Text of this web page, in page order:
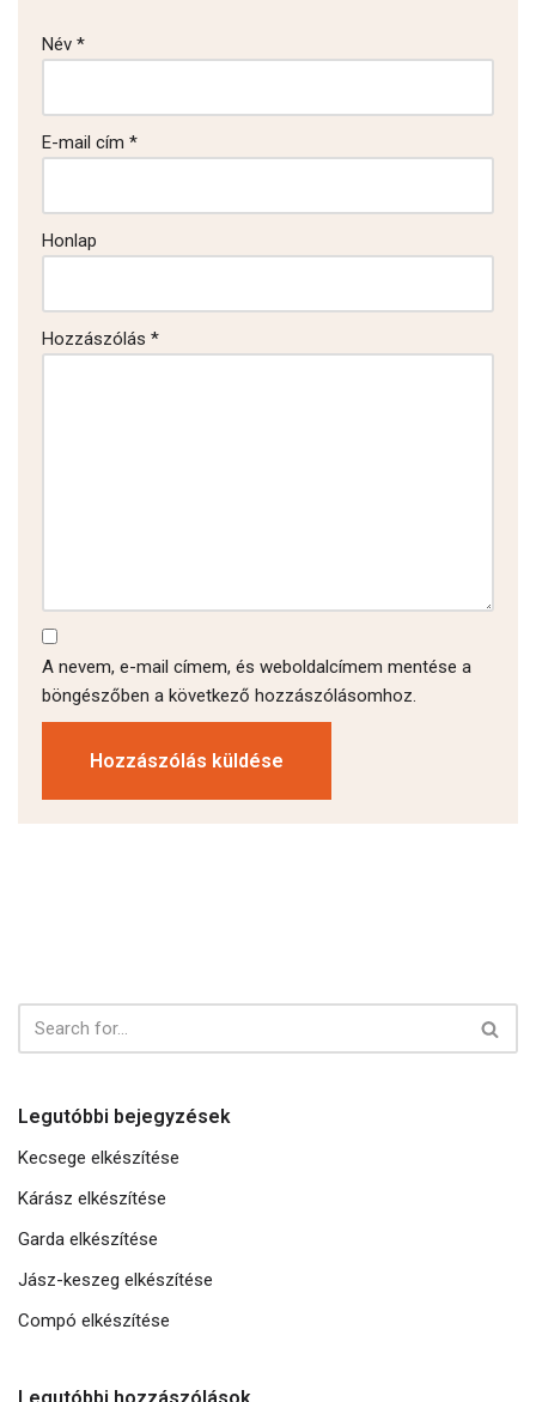
Név *
E-mail cím *
Honlap
Hozzászólás *
A nevem, e-mail címem, és weboldalcímem mentése a
böngészőben a következő hozzászólásomhoz.
Legutóbbi bejegyzések
Kecsege elkészítése
Kárász elkészítése
Garda elkészítése
Jász-keszeg elkészítése
Compó elkészítése